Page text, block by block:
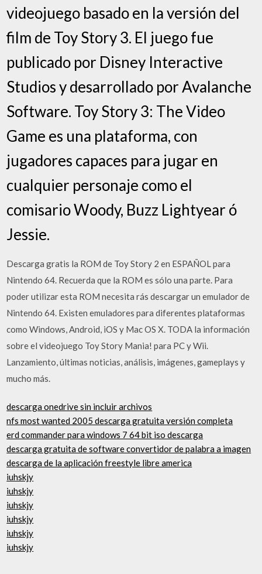
videojuego basado en la versión del
film de Toy Story 3. El juego fue
publicado por Disney Interactive
Studios y desarrollado por Avalanche
Software. Toy Story 3: The Video
Game es una plataforma, con
jugadores capaces para jugar en
cualquier personaje como el
comisario Woody, Buzz Lightyear ó
Jessie.
Descarga gratis la ROM de Toy Story 2 en ESPAÑOL para
Nintendo 64. Recuerda que la ROM es sólo una parte. Para
poder utilizar esta ROM necesita rás descargar un emulador de
Nintendo 64. Existen emuladores para diferentes plataformas
como Windows, Android, iOS y Mac OS X. TODA la información
sobre el videojuego Toy Story Mania! para PC y Wii.
Lanzamiento, últimas noticias, análisis, imágenes, gameplays y
mucho más.
descarga onedrive sin incluir archivos
nfs most wanted 2005 descarga gratuita versión completa
erd commander para windows 7 64 bit iso descarga
descarga gratuita de software convertidor de palabra a imagen
descarga de la aplicación freestyle libre america
iuhskjy
iuhskjy
iuhskjy
iuhskjy
iuhskjy
iuhskjy